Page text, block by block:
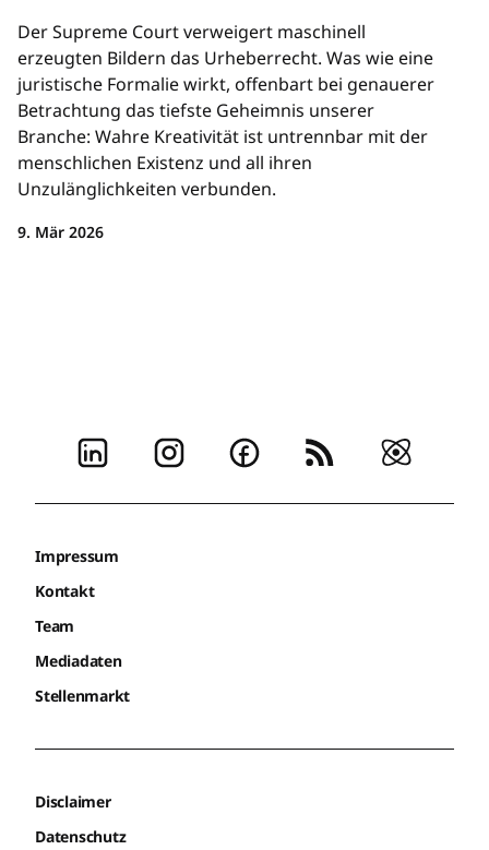
Der Supreme Court verweigert maschinell
erzeugten Bildern das Urheberrecht. Was wie eine
juristische Formalie wirkt, offenbart bei genauerer
Betrachtung das tiefste Geheimnis unserer
Branche: Wahre Kreativität ist untrennbar mit der
menschlichen Existenz und all ihren
Unzulänglichkeiten verbunden.
9. Mär 2026
Impressum
Kontakt
Team
Mediadaten
Stellenmarkt
Disclaimer
Datenschutz